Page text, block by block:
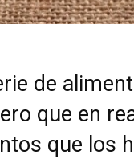
de
que en
que los